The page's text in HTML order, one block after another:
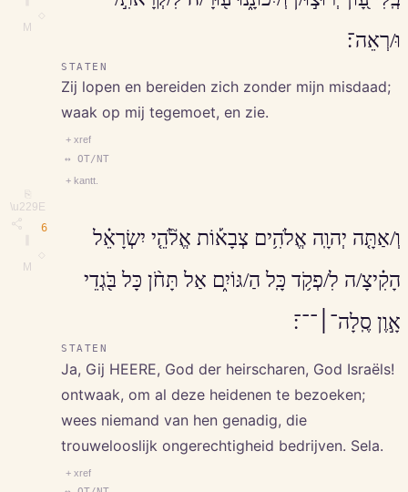
M
⎘
\u229E
M
וּ/רְאֵה־׃
STATEN
Zij lopen en bereiden zich zonder mijn misdaad;
waak op mij tegemoet, en zie.
+ xref
↔ OT/NT
+ kantt.
6
וְ/אַתָּ֤ה יְהוָֽה אֱלֹהִ֥ים צְבָא֡וֹת אֱלֹ֘הֵ֤י יִשְׂרָאֵ֗ל
הָקִ֗יצָ/ה לִ/פְקֹ֥ד כָּֽל הַ/גּוֹיִ֑ם אַל תָּחֹ֨ן כָּל בֹּ֖גְדֵי
אָ֣וֶן סֶֽלָה־׀־־־׃
STATEN
Ja, Gij HEERE, God der heirscharen, God Israëls!
ontwaak, om al deze heidenen te bezoeken;
wees niemand van hen genadig, die
trouwelooslijk ongerechtigheid bedrijven. Sela.
+ xref